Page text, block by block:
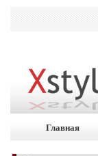
Главная